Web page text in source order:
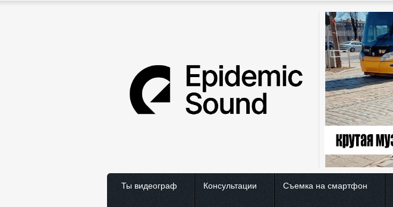
Ты видеограф Консультации Съемка на смартфон